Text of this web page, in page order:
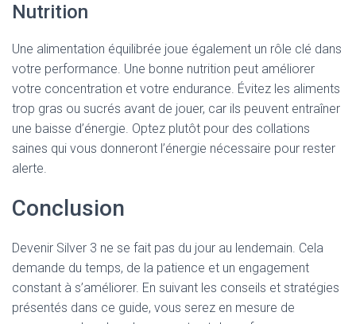
Nutrition
Une alimentation équilibrée joue également un rôle clé dans
votre performance. Une bonne nutrition peut améliorer
votre concentration et votre endurance. Évitez les aliments
trop gras ou sucrés avant de jouer, car ils peuvent entraîner
une baisse d’énergie. Optez plutôt pour des collations
saines qui vous donneront l’énergie nécessaire pour rester
alerte.
Conclusion
Devenir Silver 3 ne se fait pas du jour au lendemain. Cela
demande du temps, de la patience et un engagement
constant à s’améliorer. En suivant les conseils et stratégies
présentés dans ce guide, vous serez en mesure de